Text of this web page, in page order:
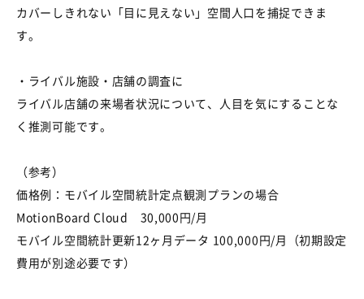
カバーしきれない「目に見えない」空間人口を捕捉できま
す。
・ライバル施設・店舗の調査に
ライバル店舗の来場者状況について、人目を気にすることな
く推測可能です。
（参考）
価格例：モバイル空間統計定点観測プランの場合
MotionBoard Cloud 30,000円/月
モバイル空間統計更新12ヶ月データ 100,000円/月（初期設定
費用が別途必要です）